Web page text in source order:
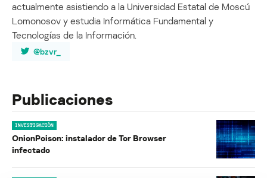
actualmente asistiendo a la Universidad Estatal de Moscú
Lomonosov y estudia Informática Fundamental y
Tecnologías de la Información.
@bzvr_
Publicaciones
INVESTIGACIÓN
OnionPoison: instalador de Tor Browser
infectado